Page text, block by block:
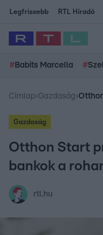
Legfrissebb RTL Híradó
# Babits Marcella #
Címlap›Gazdaság›
Gazdaság
Otthon Start
bankok a
rtl.hu